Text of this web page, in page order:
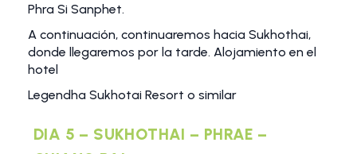
Phra Si Sanphet.
A continuación, continuaremos hacia Sukhothai,
donde llegaremos por la tarde. Alojamiento en el
hotel
Legendha Sukhotai Resort o similar
DIA 5 – SUKHOTHAI – PHRAE –